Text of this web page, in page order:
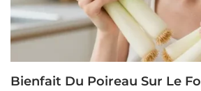
Bienfait Du Poireau Sur Le